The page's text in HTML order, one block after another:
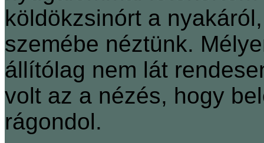
köldökzsinórt a
szemébe néztünk.
állítólag nem lát
volt az a nézés, hogy
rágondol.